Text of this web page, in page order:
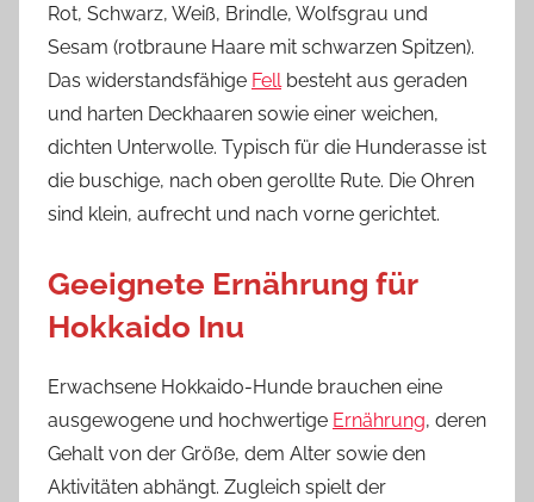
Rot, Schwarz, Weiß, Brindle, Wolfsgrau und
Sesam (rotbraune Haare mit schwarzen Spitzen).
Das widerstandsfähige Fellbesteht aus geraden
und harten Deckhaaren sowie einer weichen,
dichten Unterwolle. Typisch für die Hunderasse ist
die buschige, nach oben gerollte Rute. Die Ohren
sind klein, aufrecht und nach vorne gerichtet.
Geeignete Ernährung für
Hokkaido Inu
Erwachsene Hokkaido-Hunde brauchen eine
ausgewogene und hochwertige Ernährung, deren
Gehalt von der Größe, dem Alter sowie den
Aktivitäten abhängt. Zugleich spielt der